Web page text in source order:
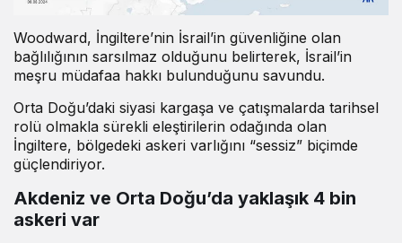
Woodward, İngiltere’nin İsrail’in güvenliğine olan
bağlılığının sarsılmaz olduğunu belirterek, İsrail’in
meşru müdafaa hakkı bulunduğunu savundu.
Orta Doğu’daki siyasi kargaşa ve çatışmalarda tarihsel
rolü olmakla sürekli eleştirilerin odağında olan
İngiltere, bölgedeki askeri varlığını “sessiz” biçimde
güçlendiriyor.
Akdeniz ve Orta Doğu’da yaklaşık 4 bin
askeri var